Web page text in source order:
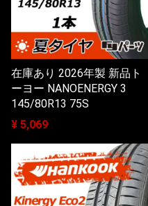
在庫あり 2026年製 新品ト
ーヨー NANOENERGY 3
145/80R13 75S
¥ 5,069